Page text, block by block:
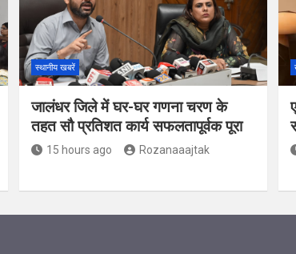
स्थानीय खबरें
जालंधर जिले में घर-घर गणना चरण के
तहत सौ प्रतिशत कार्य सफलतापूर्वक पूरा
15 hours ago Rozanaaajtak